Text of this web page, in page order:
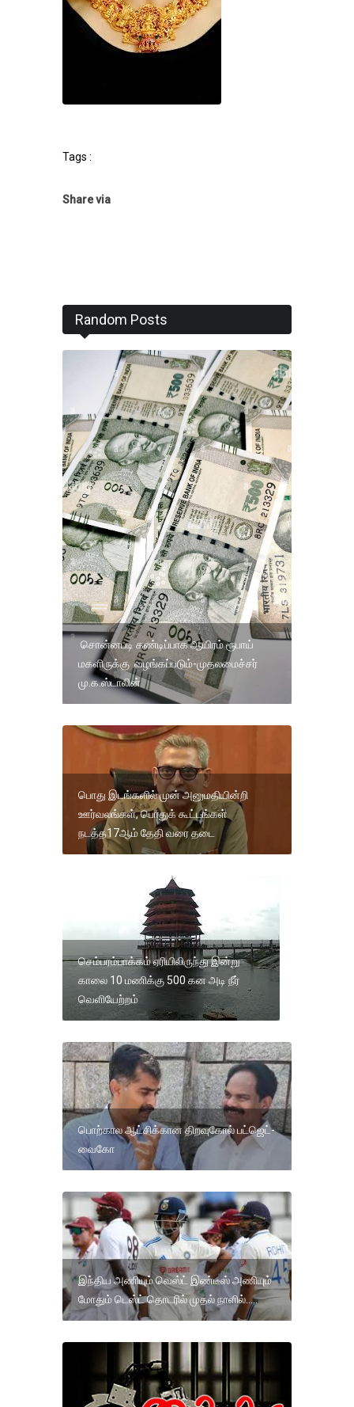
Tags :
Share via
Random Posts
சொன்னபடி கண்டிப்பாக ஆயிரம் ரூபாய்
மகளிருக்கு வழங்கப்படும்-முதலமைச்சர்
மு.க.ஸ்டாலின்
பொது இடங்களில் முன் அனுமதியின்றி
ஊர்வலங்கள், பொதுக் கூட்டங்கள்
நடத்த17ஆம் தேதி வரை தடை
செம்பரம்பாக்கம் ஏரியிலிருந்து இன்று
காலை 10 மணிக்கு 500 கன அடி நீர்
வெளியேற்றம்
பொற்கால ஆட்சிக்கான திறவுகோல் பட்ஜெட்-
வைகோ
இந்திய அணியும் வெஸ்ட் இண்டீஸ் அணியும்
மோதும் டெஸ்ட் தொடரில் முதல் நாளில்.....